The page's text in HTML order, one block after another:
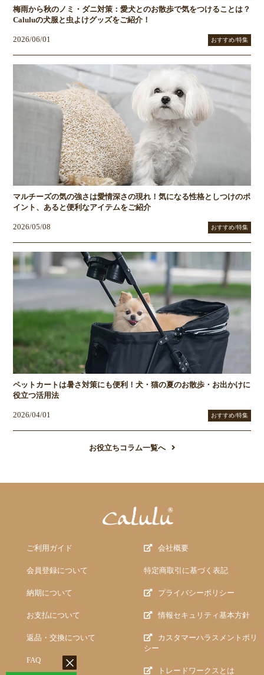
梅雨から秋のノミ・ダニ対策：愛犬とのお散歩で気をつけることは？
Caluluの犬服と虫よけグッズをご紹介！
2026/06/01 おすすめ/特集
マルチーズの気の強さは愛情深さの現れ！気になる性格としつけのポ
イント、あると便利なアイテムをご紹介
2026/05/08 おすすめ/特集
ペットカートは暑さ対策にも便利！犬・猫の夏のお散歩・お出かけに
役立つ活用法
2026/04/01 おすすめ/特集
お役立ちコラム一覧へ
ご利用ガイド
会員登録について
納期について
お支払について
返品・交換について
FAQ
会社概要
特定商取引に基づく表記
プライバシーポリシー
情報セキュリティ基本方針
カスタマーハラスメントポリ
シー
トレードワークスとは